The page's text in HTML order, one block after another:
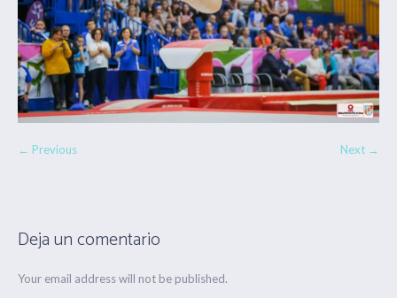
← Previous Next →
Deja un comentario
Your email address will not be published.